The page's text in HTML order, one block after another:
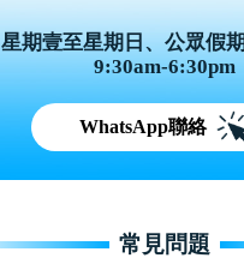
星期壹至星期日、公眾假
9:30am-6:30pm
WhatsApp聯絡
常見問題